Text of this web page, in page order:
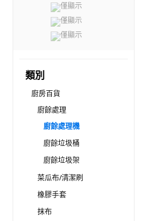
僅顯示
僅顯示
僅顯示
類別
廚房百貨
廚餘處理
廚餘處理機
廚餘垃圾桶
廚餘垃圾架
菜瓜布/清潔刷
橡膠手套
抹布